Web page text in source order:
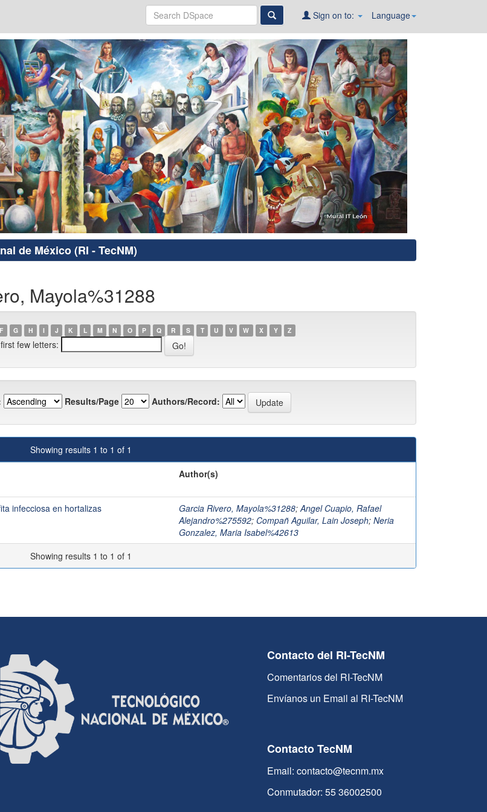
Language
Sign on to:
de México (RI - TecNM)
Mayola%31288
F G H I J K L M N O P Q R S T U V W X Y Z
few letters:
Results/Page Authors/Record:
Showing results 1 to 1 of 1
Author(s)
infecciosa en hortalizas Garcia Rivero, Mayola%31288;Angel Cuapio, Rafael
Alejandro%275592; Compañ Aguilar, Lain Joseph; Neria
Gonzalez, Maria Isabel%42613
Showing results 1 to 1 of 1
Contacto del RI-TecNM
Comentarios del RI-TecNM
Envíanos un Email al RI-TecNM
Contacto TecNM
Email: contacto@tecnm.mx
Conmutador: 55 36002500